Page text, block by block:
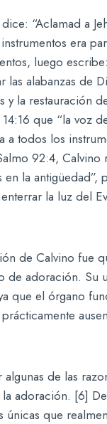
“Aclamad a
era
luego
las alabanzas de
y la restauración
que “la voz
a todos los
92:4,
la antigüedad”,
la luz del
de Calvino fue
de adoración. Su
que el órgano
algunas de las
adoración. [6]
únicas que